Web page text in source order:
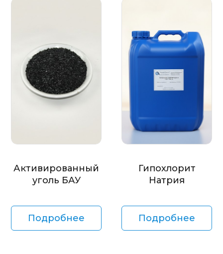
Активированный
уголь БАУ
Подробнее
Гипохлорит
Натрия
Подробнее